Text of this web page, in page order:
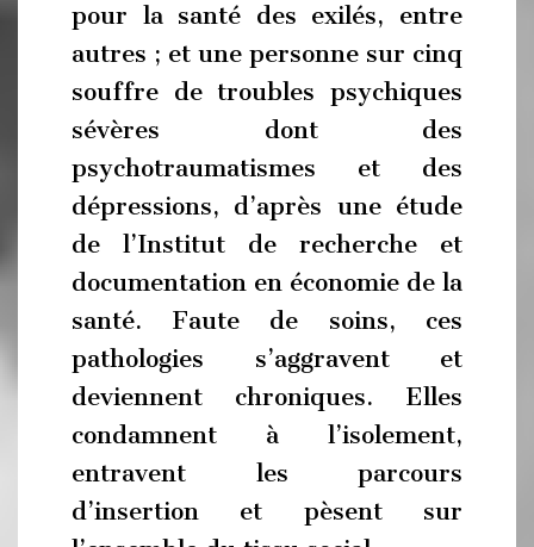
pour la santé des exilés, entre
autres ; et une personne sur cinq
souffre de troubles psychiques
sévères dont des
psychotraumatismes et des
dépressions, d’après une étude
de l’Institut de recherche et
documentation en économie de la
santé. Faute de soins, ces
pathologies s’aggravent et
deviennent chroniques. Elles
condamnent à l’isolement,
entravent les parcours
d’insertion et pèsent sur